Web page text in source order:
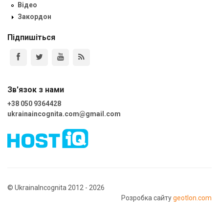
Відео
Закордон
Підпишіться
Зв'язок з нами
+38 050 9364428
ukrainaincognita.com@gmail.com
© UkrainaIncognita 2012 - 2026
Розробка сайтуgeotlon.com